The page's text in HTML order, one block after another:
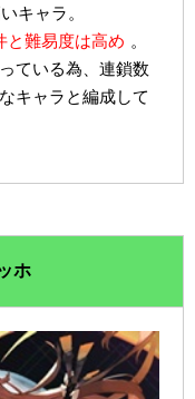
キャラ。
と難易度は高め 。
ている為、連鎖数
キャラと編成して
ホ